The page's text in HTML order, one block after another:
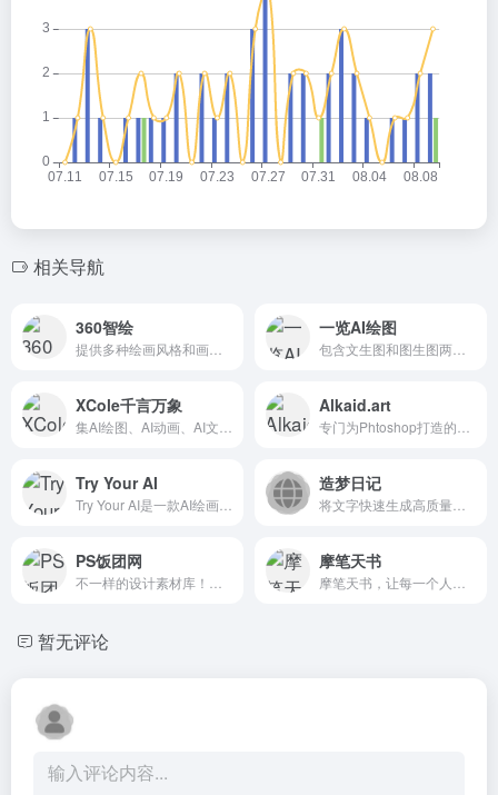
相关导航
360智绘 一览AI绘图
XCole千言万象 Alkaid.art
Try Your AI 造梦日记
PS饭团网 摩笔天书
暂无评论